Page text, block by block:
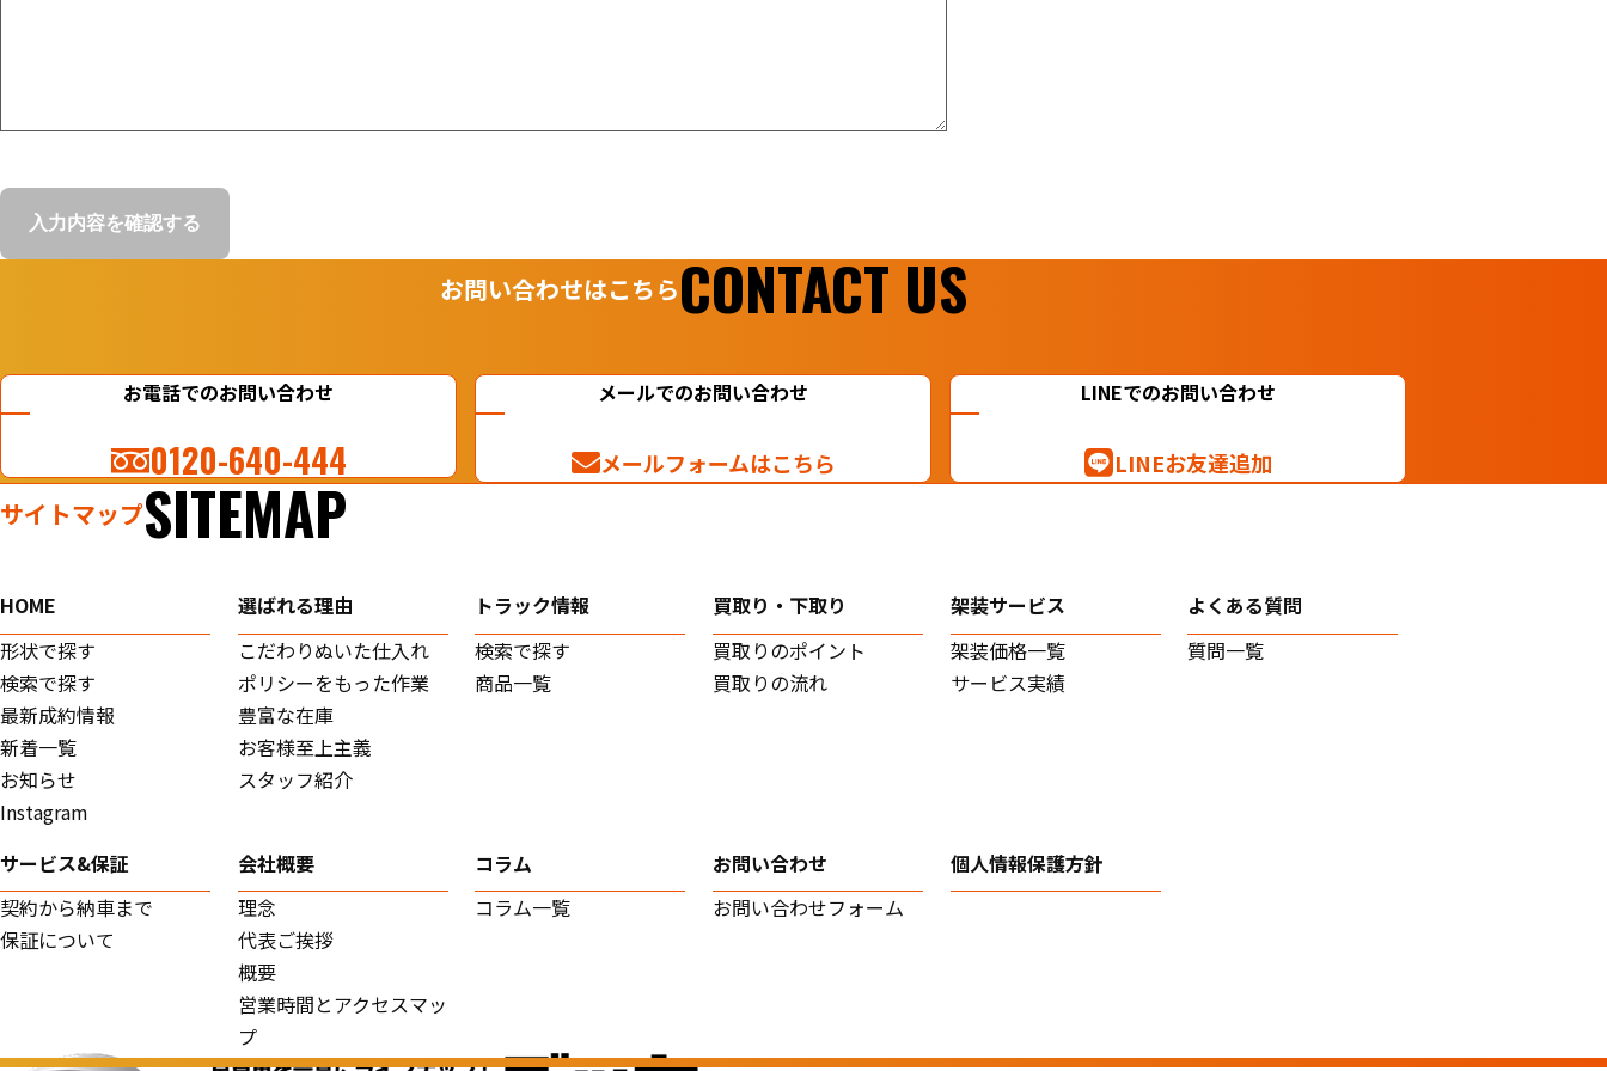
お問い合わせはこちらCONTACT US
お電話でのお問い合わせ
0120-640-444
メールでのお問い合わせ
メールフォームはこちら
LINEでのお問い合わせ
LINEお友達追加
サイトマップSITEMAP
HOME
形状で探す
検索で探す
最新成約情報
新着一覧
お知らせ
Instagram
選ばれる理由
こだわりぬいた仕入れ
ポリシーをもった作業
豊富な在庫
お客様至上主義
スタッフ紹介
トラック情報
検索で探す
商品一覧
買取り・下取り
買取りのポイント
買取りの流れ
架装サービス
架装価格一覧
サービス実績
よくある質問
質問一覧
サービス&保証
契約から納車まで
保証について
会社概要
理念
代表ご挨拶
概要
営業時間とアクセスマッ
プ
コラム
コラム一覧
お問い合わせ
お問い合わせフォーム
個人情報保護方針